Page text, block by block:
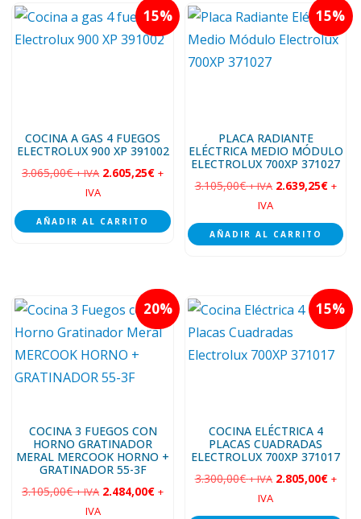
15
COCINA A GAS 4 FUEGOS
ELECTROLUX 900 XP 391002
3.065,00€ + IVA 2.605,25€ +
IVA
AÑADIR AL CARRITO
15
PLACA RADIANTE
ELÉCTRICA MEDIO MÓDULO
ELECTROLUX 700XP 371027
3.105,00€ + IVA 2.639,25€ +
IVA
AÑADIR AL CARRITO
20
COCINA 3 FUEGOS CON
HORNO GRATINADOR
MERAL MERCOOK HORNO +
GRATINADOR 55-3F
3.105,00€ + IVA 2.484,00€ +
IVA
15
COCINA ELÉCTRICA 4
PLACAS CUADRADAS
ELECTROLUX 700XP 371017
3.300,00€ + IVA 2.805,00€ +
IVA